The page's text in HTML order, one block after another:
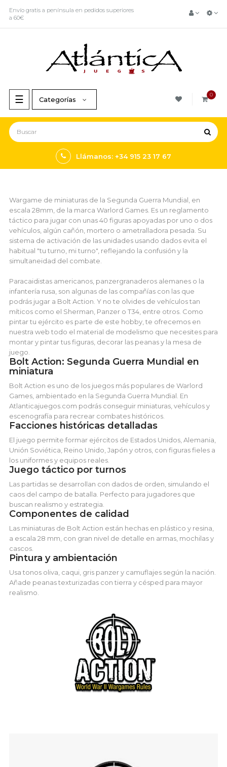
Envío gratis a península en pedidos superiores
a 60€
Navegación
de
palanca
☰ 0
Categorías
Llámanos: +34 915 23 17 67
Wargame de miniaturas de la Segunda Guerra Mundial, en
escala 28mm, de la marca Warlord Games. Es un reglamento
táctico para jugar con unas 40 figuras apoyadas por uno o dos
vehículos, algún cañón, mortero o ametralladora pesada. Su
sistema de activación de las unidades usando dados evita el
habitual "tu turno, mi turno", reflejando la confusión y la
simultaneidad del combate.
Paracaidistas americanos, panzergranaderos alemanes o la
infantería rusa, son algunas de las compañías con las que
podrás jugar a Bolt Action. Y no te olvides de vehículos tan
míticos como el Sherman, Panzer o T34, entre otros. Como
pintar tu ejército es parte de este hobby, te ofrecemos en
nuestra web todo el material de modelismo que necesites para
montar y pintar tus figuras, decorar las peanas y la mesa de
juego.
Bolt Action: Segunda Guerra Mundial en
miniatura
Bolt Action es uno de los juegos más populares de Warlord
Games, ambientado en la Segunda Guerra Mundial. En
Atlanticajuegos.com podrás conseguir miniaturas, vehículos y
escenografía para recrear combates históricos.
Facciones históricas detalladas
El juego permite formar ejércitos de Estados Unidos, Alemania,
Unión Soviética, Reino Unido, Japón y otros, con figuras fieles a
los uniformes y equipos reales.
Juego táctico por turnos
Las partidas se desarrollan con dados de orden, simulando el
caos del campo de batalla. Perfecto para jugadores que
buscan realismo y estrategia.
Componentes de calidad
Las miniaturas de Bolt Action están hechas en plástico y resina,
a escala 28 mm, con gran nivel de detalle en armas, mochilas y
cascos.
Pintura y ambientación
Usa tonos oliva, caqui, gris panzer y camuflajes según la nación.
Añade peanas texturizadas con tierra y césped para mayor
realismo.